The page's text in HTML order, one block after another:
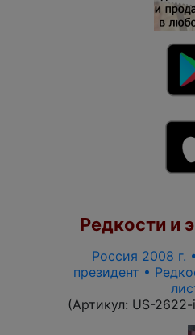
Редкости и
Россия 2008 г.
президент •
(Артикул: US-